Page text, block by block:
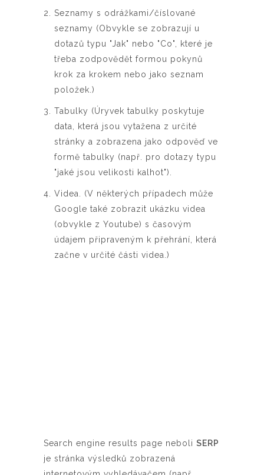
Seznamy s odrážkami/číslované
seznamy (Obvykle se zobrazují u
dotazů typu "Jak" nebo "Co", které je
třeba zodpovědět formou pokynů
krok za krokem nebo jako seznam
položek.)
Tabulky (Úryvek tabulky poskytuje
data, která jsou vytažena z určité
stránky a zobrazena jako odpověď ve
formě tabulky (např. pro dotazy typu
"jaké jsou velikosti kalhot").
Videa. (V některých případech může
Google také zobrazit ukázku videa
(obvykle z Youtube) s časovým
údajem připraveným k přehrání, která
začne v určité části videa.)
Search engine results page neboli SERP
je stránka výsledků zobrazená